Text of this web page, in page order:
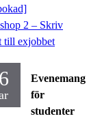
2 – Skriv
till exjobbet
Evenemang
för
studenter